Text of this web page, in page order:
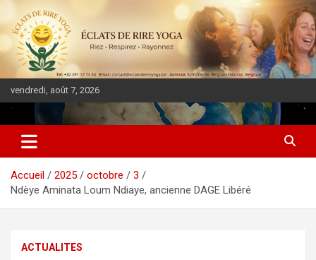
vendredi, août 7, 2026
DIASPORA PULSE
Accueil 2025 octobre
3
Ndèye Aminata Loum Ndiaye, ancienne DAGE Libéré
ACTUALITES